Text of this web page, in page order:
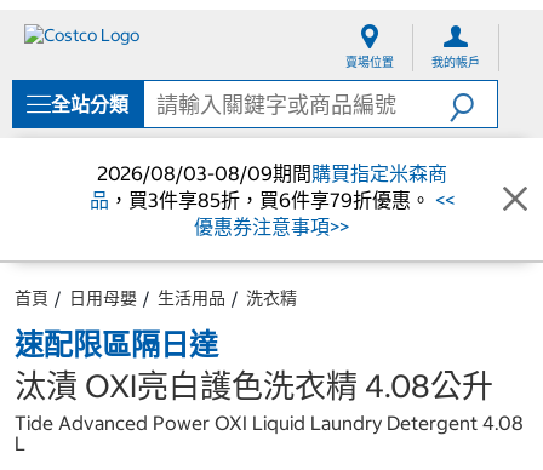
單
賣場位置 我的帳戶
全站分類
2026/08/03-08/09期間購買指定米森商
品 ，買3件享85折，買6件享79折優惠。 <<
優惠券注意事項>>
首頁 日用母嬰 生活用品 洗衣精
速配限區隔日達
汰漬 OXI亮白護色洗衣精 4.08公升
Tide Advanced Power OXI Liquid Laundry Detergent 4.08
L